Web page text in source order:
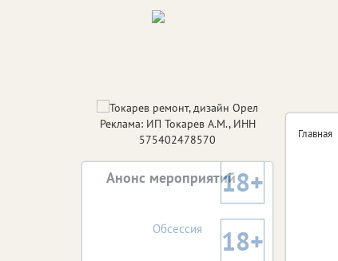
Главная
Реклама: ИП Токарев А.М., ИНН
575402478570
Анонс мероприятий18+
Обсессия 18+